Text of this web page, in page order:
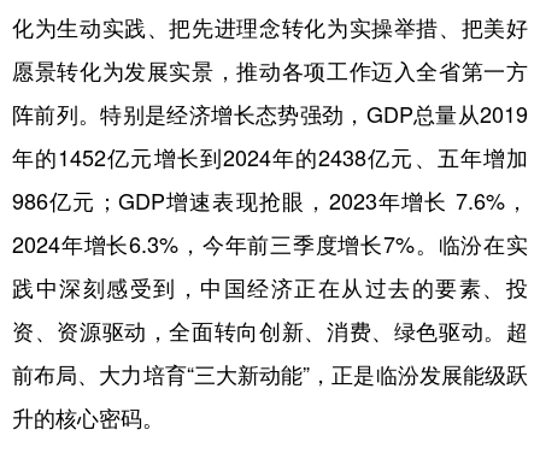
彩票 娱乐 时尚 悦读
公益 一带一路 亚太网 上市公司
文化产业
地方频道
辽宁 吉林 上海 江苏
浙江 安徽 福建 江西
山东
化为生动实践、把先进理念转化为实操举措、把美好
愿景转化为发展实景，推动各项工作迈入全省第一方
阵前列。特别是经济增长态势强劲，GDP总量从2019
年的1452亿元增长到2024年的2438亿元、五年增加
986亿元；GDP增速表现抢眼，2023年增长 7.6%，
2024年增长6.3%，今年前三季度增长7%。临汾在实
践中深刻感受到，中国经济正在从过去的要素、投
资、资源驱动，全面转向创新、消费、绿色驱动。超
前布局、大力培育“三大新动能”，正是临汾发展能级跃
升的核心密码。